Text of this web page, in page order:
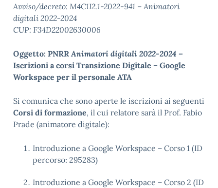
Avviso/decreto: M4C1I2.1-2022-941 – Animatori
digitali 2022-2024
CUP: F34D22002630006
Oggetto: PNRR Animatori digitali 2022-2024 –
Iscrizioni a corsi Transizione Digitale – Google
Workspace per il personale ATA
Si comunica che sono aperte le iscrizioni ai seguenti
Corsi di formazione, il cui relatore sarà il Prof. Fabio
Prade (animatore digitale):
Introduzione a Google Workspace – Corso 1 (ID
percorso: 295283)
Introduzione a Google Workspace – Corso 2 (ID